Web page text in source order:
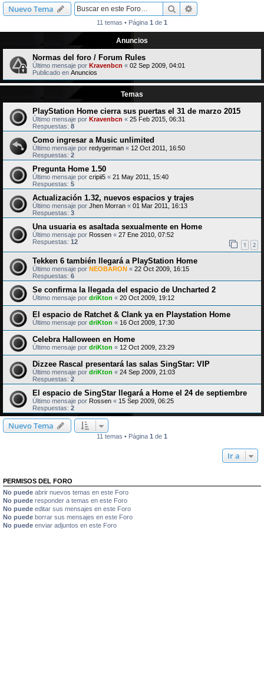
Nuevo Tema Buscar
11 temas • Página 1 de 1
Anuncios
Normas del foro / Forum Rules
Último mensaje por Kravenbcn « 02 Sep 2009, 04:01
Publicado en Anuncios
Temas
PlayStation Home cierra sus puertas el 31 de marzo 2015
Último mensaje por Kravenbcn « 25 Feb 2015, 06:31
Respuestas: 8
Como ingresar a Music unlimited
Último mensaje por redygerman « 12 Oct 2011, 16:50
Respuestas: 2
Pregunta Home 1.50
Último mensaje por cripii5 « 21 May 2011, 15:40
Respuestas: 5
Actualización 1.32, nuevos espacios y trajes
Último mensaje por Jhen Morran « 01 Mar 2011, 16:13
Respuestas: 3
Una usuaria es asaltada sexualmente en Home
Último mensaje por Rossen « 27 Ene 2010, 07:52
Respuestas: 12 1 2
Tekken 6 también llegará a PlayStation Home
Último mensaje por NEOBARON « 22 Oct 2009, 16:15
Respuestas: 6
Se confirma la llegada del espacio de Uncharted 2
Último mensaje por driKton « 20 Oct 2009, 19:12
El espacio de Ratchet & Clank ya en Playstation Home
Último mensaje por driKton « 16 Oct 2009, 17:30
Celebra Halloween en Home
Último mensaje por driKton « 12 Oct 2009, 23:29
Dizzee Rascal presentará las salas SingStar: VIP
Último mensaje por driKton « 24 Sep 2009, 21:03
Respuestas: 2
El espacio de SingStar llegará a Home el 24 de septiembre
Último mensaje por Rossen « 15 Sep 2009, 06:25
Respuestas: 2
Nuevo Tema
11 temas • Página 1 de 1
Ir a
PERMISOS DEL FORO
No puede abrir nuevos temas en este Foro
No puede responder a temas en este Foro
No puede editar sus mensajes en este Foro
No puede borrar sus mensajes en este Foro
No puede enviar adjuntos en este Foro